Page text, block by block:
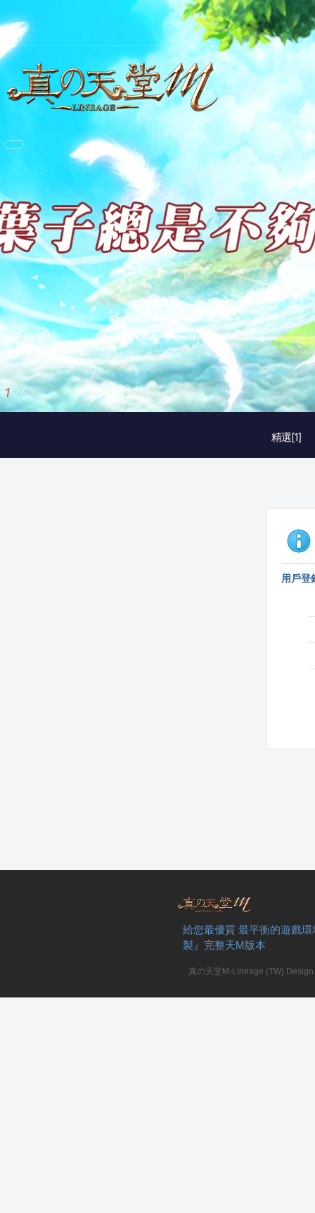
精選[1]
1 / 3
用戶登
給您最優質 最平衡的遊戲
製』完整天M版本
真の天堂M-Lineage (TW)